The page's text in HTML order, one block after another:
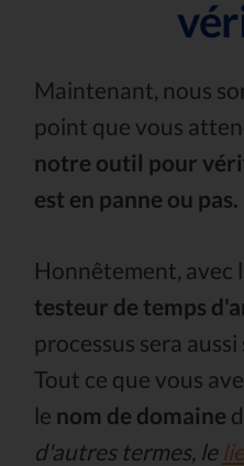
Maintenant, nous
point que vous
notre outil pour
est en panne ou pas.
Honnêtement, avec
testeur de temps
processus sera
Tout ce que vous
le nom de domaine
d'autres termes, le